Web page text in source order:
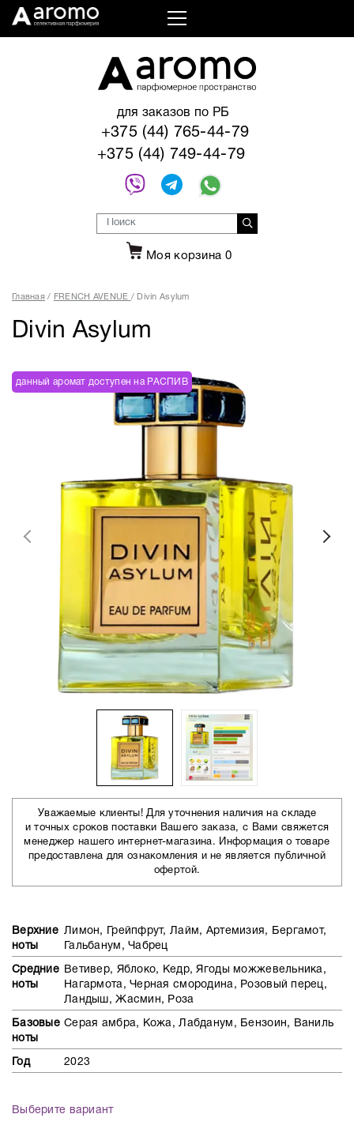
для заказов по РБ
+375 (44) 765-44-79
+375 (44) 749-44-79
Моя корзина 0
Главная FRENCH AVENUE Divin Asylum
Divin Asylum
данный аромат доступен на РАСПИВ
Уважаемые клиенты! Для уточнения наличия на складе
и точных сроков поставки Вашего заказа, с Вами свяжется
менеджер нашего интернет-магазина. Информация о товаре
предоставлена для ознакомления и не является публичной
офертой.
Верхние
ноты
Лимон, Грейпфрут, Лайм, Артемизия, Бергамот,
Гальбанум, Чабрец
Средние
ноты
Ветивер, Яблоко, Кедр, Ягоды можжевельника,
Нагармота, Черная смородина, Розовый перец,
Ландыш, Жасмин, Роза
Базовые
ноты
Серая амбра, Кожа, Лабданум, Бензоин, Ваниль
Год 2023
Выберите вариант